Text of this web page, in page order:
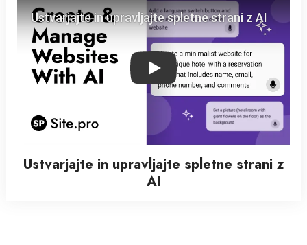
Play
Ustvarjajte in upravljajte spletne strani z
AI